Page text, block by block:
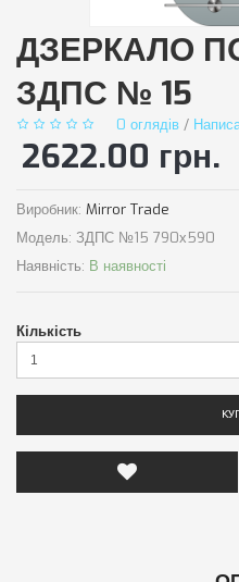
ДЗЕРКАЛО
ЗДПС № 15
0 оглядів/
2622.00 грн.
Виробник: Mirror Trade
Модель: ЗДПС №15 790х590
Наявність: В наявності
Кількість